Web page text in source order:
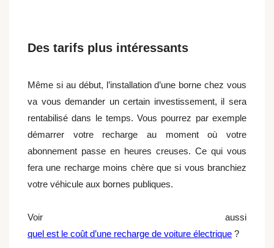
Des tarifs plus intéressants
Même si au début, l’installation d’une borne chez vous
va vous demander un certain investissement, il sera
rentabilisé dans le temps. Vous pourrez par exemple
démarrer votre recharge au moment où votre
abonnement passe en heures creuses. Ce qui vous
fera une recharge moins chère que si vous branchiez
votre véhicule aux bornes publiques.
Voir aussi
quel est le coût d’une recharge de voiture électrique ?